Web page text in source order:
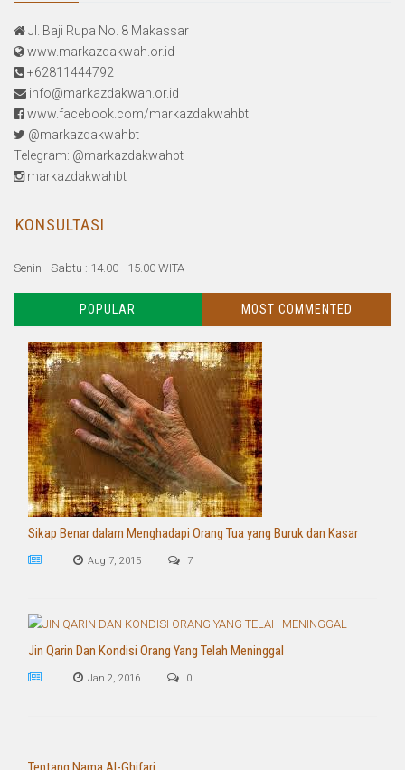
Jl. Baji Rupa No. 8 Makassar
www.markazdakwah.or.id
+62811444792
info@markazdakwah.or.id
www.facebook.com/markazdakwahbt
@markazdakwahbt
Telegram: @markazdakwahbt
markazdakwahbt
KONSULTASI
Senin - Sabtu : 14.00 - 15.00 WITA
POPULAR MOST COMMENTED
Sikap Benar dalam Menghadapi Orang Tua yang Buruk dan Kasar
Aug 7, 2015 7
Jin Qarin Dan Kondisi Orang Yang Telah Meninggal
Jan 2, 2016 0